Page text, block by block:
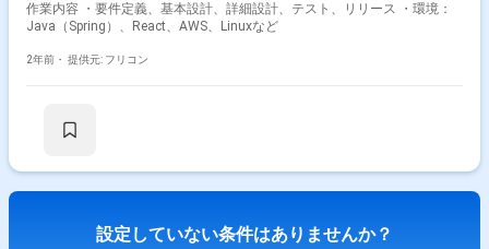
作業内容 ・要件定義、基本設計、詳細設計、テスト、リリース ・環境：
Java（Spring）、React、AWS、Linuxなど
2年前・ 提供元: フリコン
設定していない条件はありませんか？